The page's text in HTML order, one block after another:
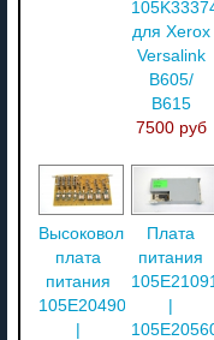
для Xerox
Versalink
B605/
B615
7500 руб
Высоковольтная
плата
питания
105E20490
|
Плата
питания
105E21091
|